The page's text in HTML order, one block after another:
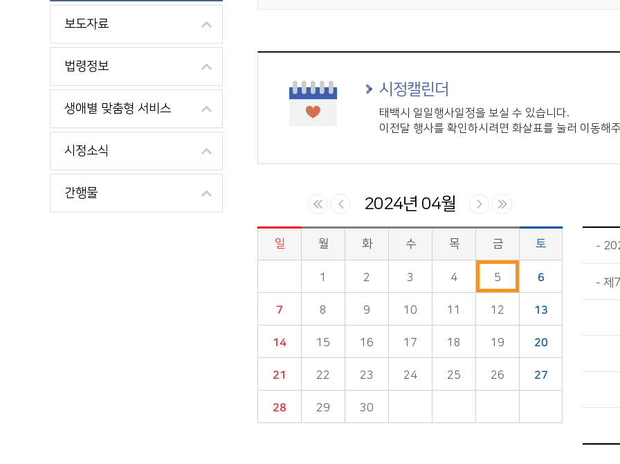
보도자료
법령정보
생애별 맞춤형 서비스
시정소식
간행물
시정캘린더
태백시 일일행사일정을 보실 수 있습니다.
이전달 행사를 확인하시려면 화살표를 눌러 이동해
2024년 04월
시정소식>시정 캘린더 게시판의 (2024년 04월) 달력형태로 일정명, 일정내용을 제공합니다.
일 월 화 수 목 금 토
1 2 3 4 5 6
7 8 9 10 11 12 13
14 15 16 17 18 19 20
21 22 23 24 25 26 27
28 29 30
제